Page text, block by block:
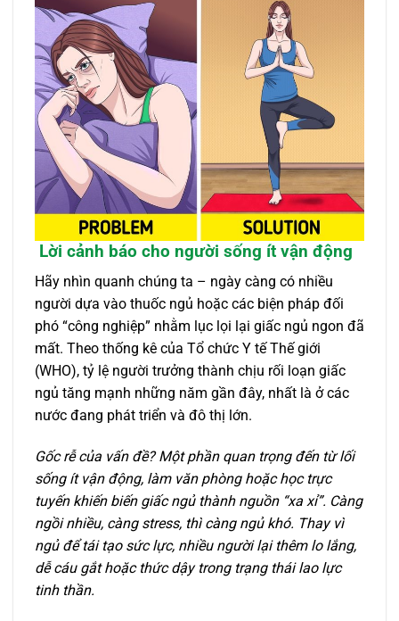
Lời cảnh báo cho người sống ít vận động
Hãy nhìn quanh chúng ta – ngày càng có nhiều
người dựa vào thuốc ngủ hoặc các biện pháp đối
phó “công nghiệp” nhằm lục lọi lại giấc ngủ ngon đã
mất. Theo thống kê của Tổ chức Y tế Thế giới
(WHO), tỷ lệ người trưởng thành chịu rối loạn giấc
ngủ tăng mạnh những năm gần đây, nhất là ở các
nước đang phát triển và đô thị lớn.
Gốc rễ của vấn đề? Một phần quan trọng đến từ lối
sống ít vận động, làm văn phòng hoặc học trực
tuyến khiến biến giấc ngủ thành nguồn “xa xỉ”. Càng
ngồi nhiều, càng stress, thì càng ngủ khó. Thay vì
ngủ để tái tạo sức lực, nhiều người lại thêm lo lắng,
dễ cáu gắt hoặc thức dậy trong trạng thái lao lực
tinh thần.